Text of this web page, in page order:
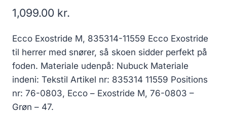
1,099.00 kr.
Ecco Exostride M, 835314-11559 Ecco Exostride
til herrer med snører, så skoen sidder perfekt på
foden. Materiale udenpå: Nubuck Materiale
indeni: Tekstil Artikel nr: 835314 11559 Positions
nr: 76-0803, Ecco – Exostride M, 76-0803 –
Grøn – 47.